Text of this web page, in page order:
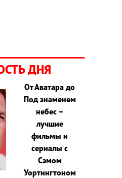
ДНЯ
От Аватара до
Под знаменем
небес –
лучшие
фильмы и
сериалы с
Сэмом
Уортингтоном